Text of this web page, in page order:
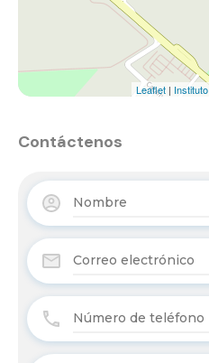
Leaflet |
Contáctenos